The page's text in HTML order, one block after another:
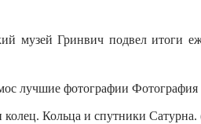
музей Гринвич подвел итоги
колец. Кольца и спутники